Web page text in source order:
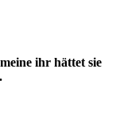
ihr hättet sie